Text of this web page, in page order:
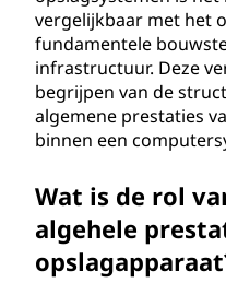
vergelijkbaar met het
fundamentele
infrastructuur. Deze
begrijpen van de
algemene prestaties
binnen een
Wat is de rol
algehele